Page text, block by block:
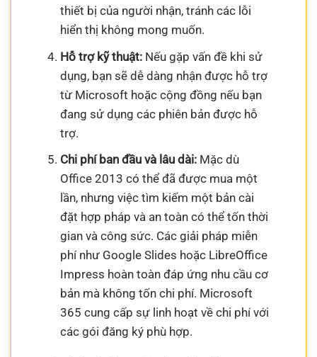
thiết bị của người nhận, tránh các lỗi
hiển thị không mong muốn.
Hỗ trợ kỹ thuật:Nếu gặp vấn đề khi sử
dụng, bạn sẽ dễ dàng nhận được hỗ trợ
từ Microsoft hoặc cộng đồng nếu bạn
đang sử dụng các phiên bản được hỗ
trợ.
Chi phí ban đầu và lâu dài:Mặc dù
Office 2013 có thể đã được mua một
lần, nhưng việc tìm kiếm một bản cài
đặt hợp pháp và an toàn có thể tốn thời
gian và công sức. Các giải pháp miễn
phí như Google Slides hoặc LibreOffice
Impress hoàn toàn đáp ứng nhu cầu cơ
bản mà không tốn chi phí. Microsoft
365 cung cấp sự linh hoạt về chi phí với
các gói đăng ký phù hợp.